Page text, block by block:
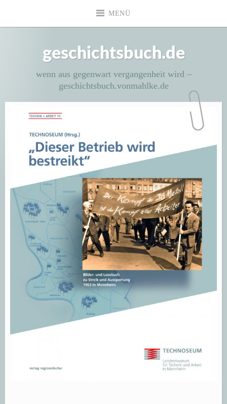
MENÜ
geschichtsbuch.de
wenn aus gegenwart vergangenheit wird –
geschichtsbuch.vonmahlke.de